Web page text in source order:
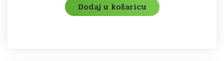
Dodaj u košaricu